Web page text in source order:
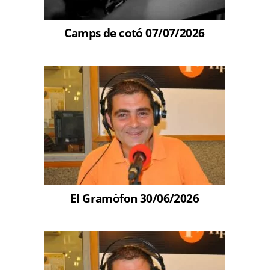
Camps de cotó 07/07/2026
El Gramòfon 30/06/2026